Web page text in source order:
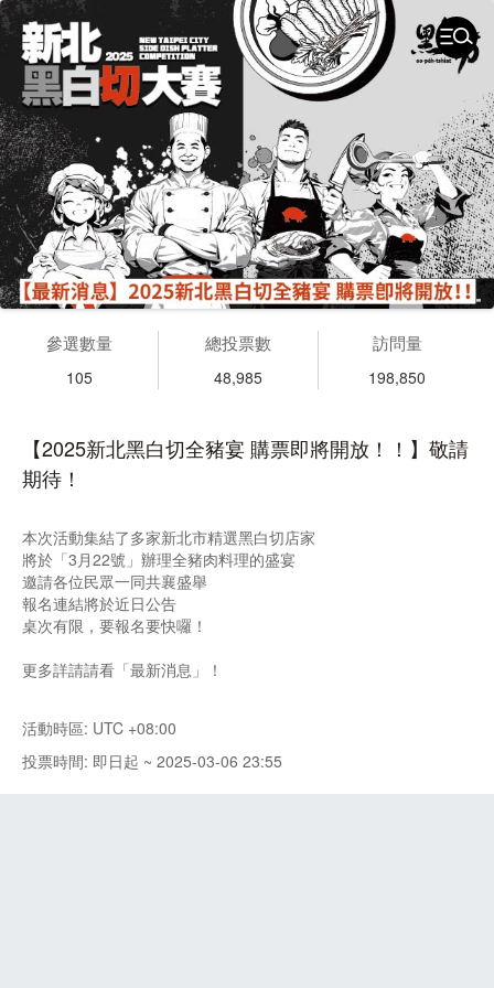
參選數量
105
總投票數
48,985
訪問量
198,850
【2025新北黑白切全豬宴 購票即將開放！！】敬請
期待！
本次活動集結了多家新北市精選黑白切店家
將於「3月22號」辦理全豬肉料理的盛宴
邀請各位民眾一同共襄盛舉
報名連結將於近日公告
桌次有限，要報名要快囉！
更多詳請請看「最新消息」！
活動時區: UTC +08:00
投票時間: 即日起 ~ 2025-03-06 23:55